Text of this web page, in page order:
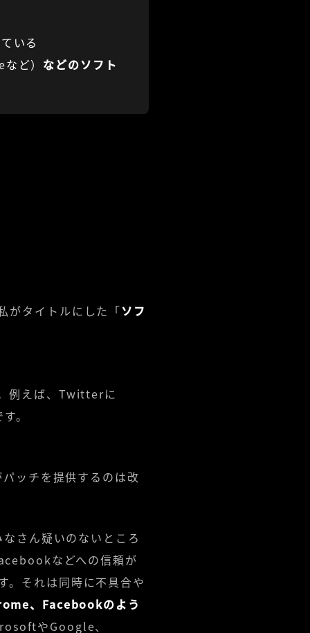
いる
ど） などのソフト
がタイトルにした「ソフ
例えば、Twitterに
。
ッチを提供するのは改
さん疑いのないところ
などへの信頼が
。それは同時に不具合や
、Facebookのよう
やGoogle、